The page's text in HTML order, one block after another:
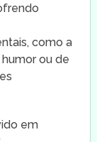
como a
ou de
em